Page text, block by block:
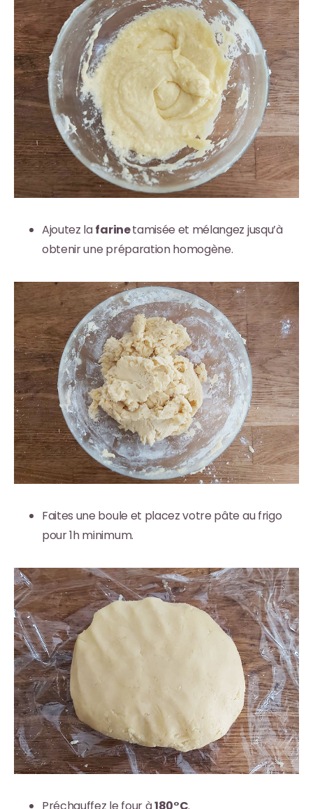
Ajoutez lafarinetamisée et mélangez jusqu’à
obtenir une préparation homogène.
Faites une boule et placez votre pâte au frigo
pour 1h minimum.
Préchauffez le four à180°C.